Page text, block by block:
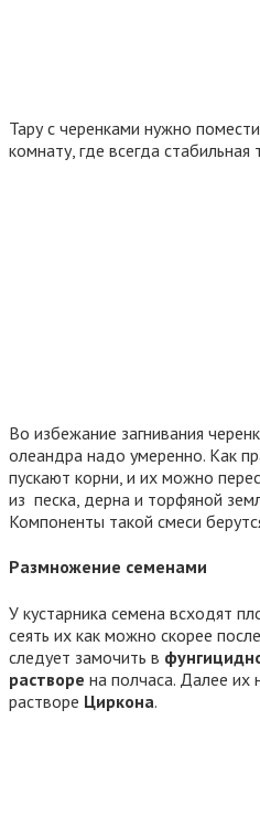
Тару с черенками нужно
комнату, где всегда стабильная
Во избежание загнивания
олеандра надо умеренно. Как
пускают корни, и их можно
из песка, дерна и торфяной
Компоненты такой смеси
Размножение семенами
У кустарника семена всходят
сеять их как можно скорее
следует замочить в
растворе на полчаса. Далее их
растворе Циркона.